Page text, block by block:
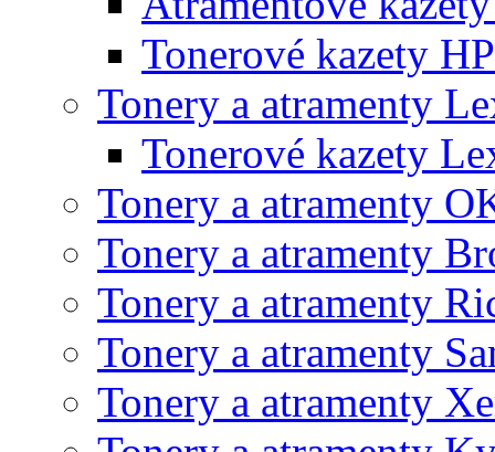
Tonerové kazety HP
Tonery a atramenty
Tonerové kazety
Tonery a atramenty
Tonery a atramenty
Tonery a atramenty
Tonery a atramenty
Tonery a atramenty